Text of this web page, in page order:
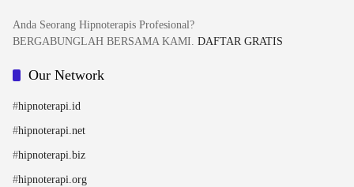
Anda Seorang Hipnoterapis Profesional?
BERGABUNGLAH BERSAMA KAMI. DAFTAR GRATIS
Our Network
#hipnoterapi.id
#hipnoterapi.net
#hipnoterapi.biz
#hipnoterapi.org